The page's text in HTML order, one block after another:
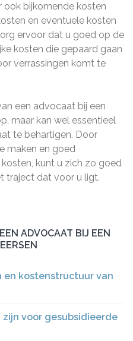
ook bijkomende kosten
en eventuele kosten
ervoor dat u goed op de
kosten die gepaard gaan
verrassingen komt te
een advocaat bij een
maar kan wel essentieel
te behartigen. Door
maken en goed
kunt u zich zo goed
traject dat voor u ligt.
ADVOCAAT BIJ EEN
en kostenstructuur van
voor gesubsidieerde